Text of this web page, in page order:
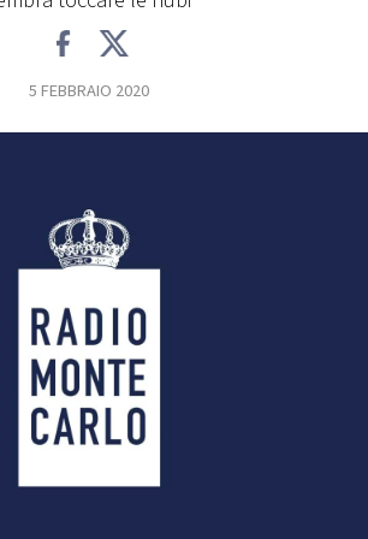
5 FEBBRAIO 2020